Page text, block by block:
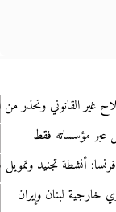
غير القانوني وتحذر من
عبر مؤسساته فقط
أنشطة تجنيد
خارجية لبنان وإيران